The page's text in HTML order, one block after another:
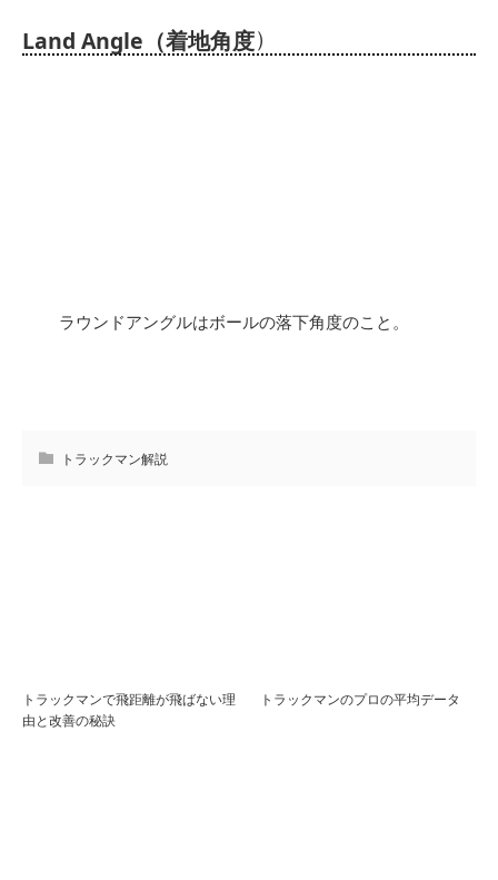
Land Angle（着地角度）
ラウンドアングルはボールの落下角度のこと。
トラックマン解説
トラックマンで飛距離が飛ばない理
由と改善の秘訣
トラックマンのプロの平均データ